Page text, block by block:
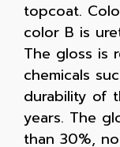
topcoat.
color B is
The gloss is
chemicals
durability of
years. The
than 30%,